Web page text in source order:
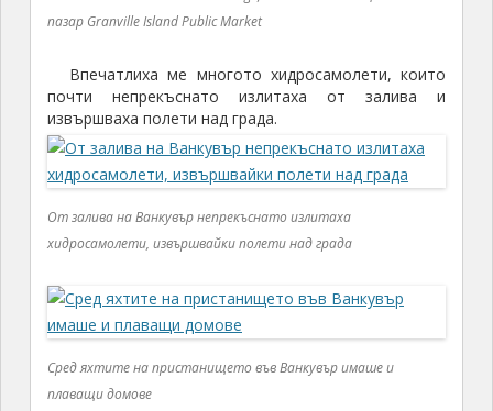
пазар Granville Island Public Market
Впечатлиха ме многото хидросамолети, които
почти непрекъснато излитаха от залива и
извършваха полети над града.
От залива на Ванкувър непрекъснато излитаха
хидросамолети, извършвайки полети над града
Сред яхтите на пристанището във Ванкувър имаше и
плаващи домове